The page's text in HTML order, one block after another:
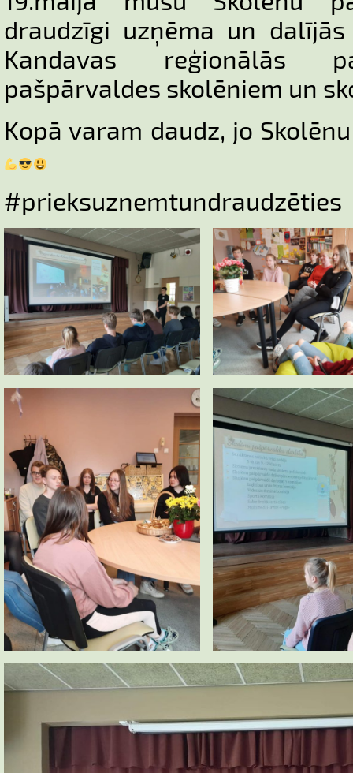
draudzīgi uzņēma un
Kandavas reģionālās
pašpārvaldes skolēniem un
Kopā varam daudz, jo
#prieksuznemtundraudzēties